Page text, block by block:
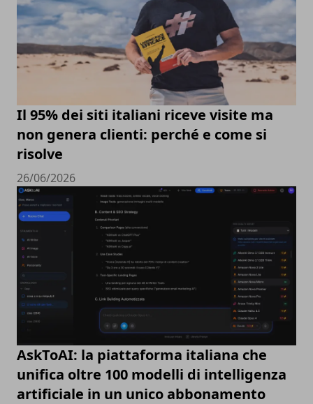
Il 95% dei siti italiani riceve visite ma
non genera clienti: perché e come si
risolve
26/06/2026
AskToAI: la piattaforma italiana che
unifica oltre 100 modelli di intelligenza
artificiale in un unico abbonamento